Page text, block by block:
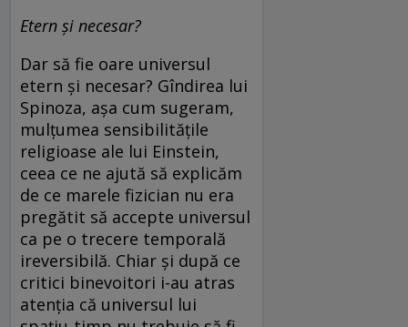
Etern și necesar?
Dar să fie oare universul
etern și necesar? Gîndirea lui
Spinoza, așa cum sugeram,
mulțumea sensibilitățile
religioase ale lui Einstein,
ceea ce ne ajută să explicăm
de ce marele fizician nu era
pregătit să accepte universul
ca pe o trecere temporală
ireversibilă. Chiar și după ce
critici binevoitori i-au atras
atenția că universul lui